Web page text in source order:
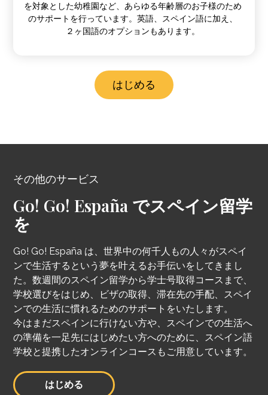
を対象とした幼稚園など、あらゆる年齢層のお子様のため
のサポートを行っています。英語、スペイン語に加え、
２ヶ国語のオプションもあります。
はじめる
その他のサービス
Go! Go! España でスペイン留学
を
Go! Go! España は、世界中の何千人もの人々がスペイ
ンで生活するという夢を叶えるお手伝いをしてきまし
た。数週間のスペイン留学から学士号取得コースまで、
学校選びをはじめ、ビザの取得、滞在先の手配、スペイ
ンでの生活に慣れるためのサポートをいたします。
今はまだスペインに行けない方や、スペインでの生活へ
の準備を一足先にはじめたい方へのために、スペイン語
学校と提携したオンラインコースもご用意しています。
はじめる